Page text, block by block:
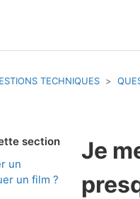
TECHNIQUES
section
un
un film ?
Je